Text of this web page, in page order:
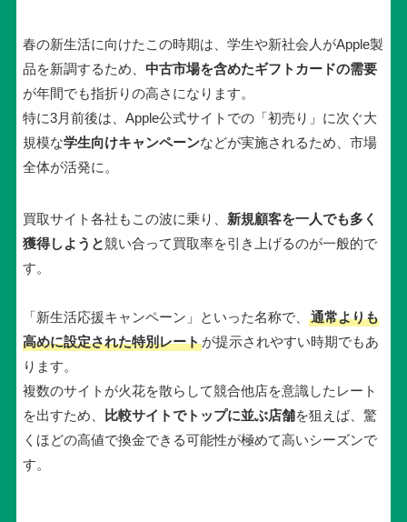
春の新生活に向けたこの時期は、学生や新社会人がApple製
品を新調するため、 中古市場を含めたギフトカードの需要
が年間でも指折りの高さになります。
特に3月前後は、Apple公式サイトでの「初売り」に次ぐ大
規模な学生向けキャンペーンなどが実施されるため、市場
全体が活発に。
買取サイト各社もこの波に乗り、 新規顧客を一人でも多く
獲得しようと競い合って買取率を引き上げるのが一般的で
す。
「新生活応援キャンペーン」といった名称で、
通常よりも
高めに設定された特別レートが提示されやすい時期でもあ
ります。
複数のサイトが火花を散らして競合他店を意識したレート
を出すため、
比較サイトでトップに並ぶ店舗を狙えば、驚
くほどの高値で換金できる可能性が極めて高いシーズンで
す。